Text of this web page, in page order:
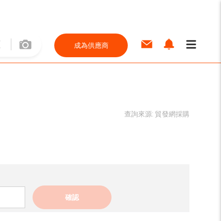
成為供應商
查詢來源: 貿發網採購
確認